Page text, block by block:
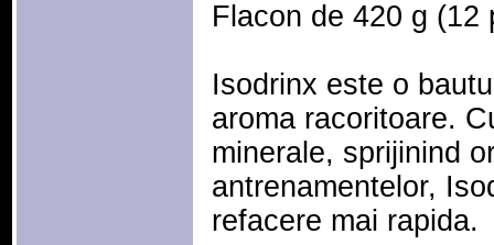
Flacon de 420 g (12
Isodrinx este o
aroma racoritoare.
minerale, sprijinind
antrenamentelor,
refacere mai rapida.